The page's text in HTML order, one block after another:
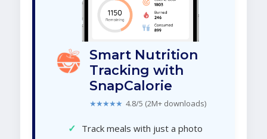
Smart Nutrition
Tracking with
SnapCalorie
★★★★★ 4.8/5 (2M+ downloads)
✓ Track meals with just a photo